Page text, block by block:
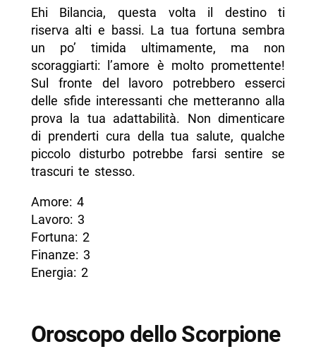
Ehi Bilancia, questa volta il destino ti
riserva alti e bassi. La tua fortuna sembra
un po’ timida ultimamente, ma non
scoraggiarti: l’amore è molto promettente!
Sul fronte del lavoro potrebbero esserci
delle sfide interessanti che metteranno alla
prova la tua adattabilità. Non dimenticare
di prenderti cura della tua salute, qualche
piccolo disturbo potrebbe farsi sentire se
trascuri te stesso.
Amore: 4
Lavoro: 3
Fortuna: 2
Finanze: 3
Energia: 2
Oroscopo dello Scorpione